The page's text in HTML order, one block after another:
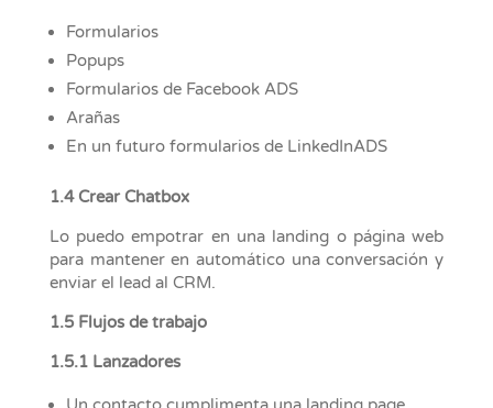
Formularios
Popups
Formularios de Facebook ADS
Arañas
En un futuro formularios de LinkedInADS
1.4 Crear Chatbox
Lo puedo empotrar en una landing o página web
para mantener en automático una conversación y
enviar el lead al CRM.
1.5 Flujos de trabajo
1.5.1 Lanzadores